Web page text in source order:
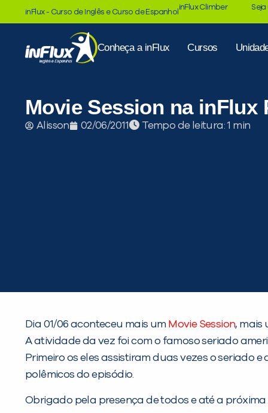
inFlux - Curso de Inglês e Curso de Espanhol
inFlux Climber
Conheça a inFlux Cursos
Movie Session na inFlux
Alisson 02/06/2011 Tempo de leitura:
Dia 01/06 aconteceu mais um Movie Session, mais
A atividade da vez foi com o famoso seriado
Primeiro os eles assistiram duas vezes o
polêmicos do episódio.
Obrigado pela presença de todos e até a